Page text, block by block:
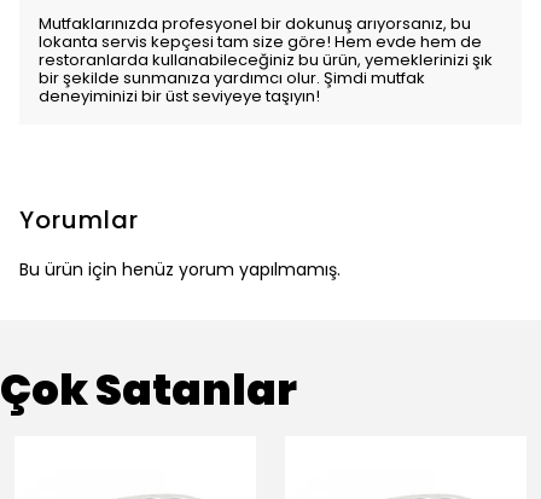
Mutfaklarınızda profesyonel bir dokunuş arıyorsanız, bu
lokanta servis kepçesi tam size göre! Hem evde hem de
restoranlarda kullanabileceğiniz bu ürün, yemeklerinizi şık
bir şekilde sunmanıza yardımcı olur. Şimdi mutfak
deneyiminizi bir üst seviyeye taşıyın!
Yorumlar
Bu ürün için henüz yorum yapılmamış.
Çok Satanlar